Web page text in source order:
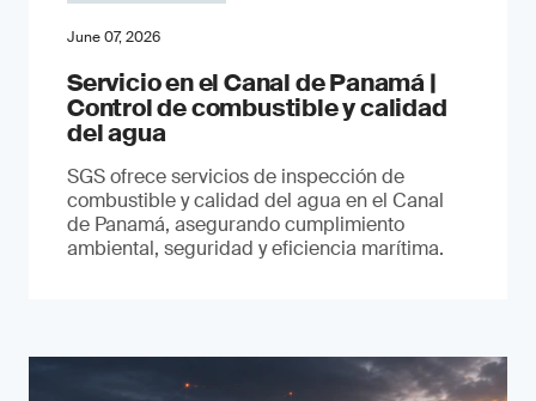
June 07, 2026
Servicio en el Canal de Panamá |
Control de combustible y calidad
del agua
SGS ofrece servicios de inspección de
combustible y calidad del agua en el Canal
de Panamá, asegurando cumplimiento
ambiental, seguridad y eficiencia marítima.